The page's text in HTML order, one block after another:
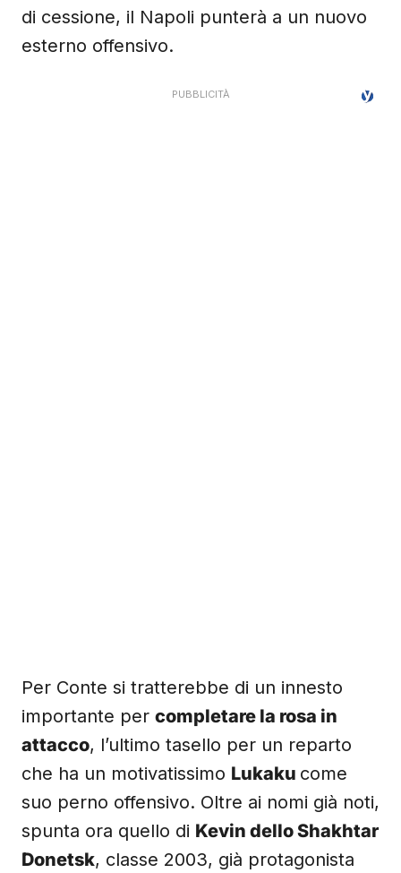
di cessione, il Napoli punterà a un nuovo
esterno offensivo.
Per Conte si tratterebbe di un innesto
importante per completare la rosa in
attacco, l’ultimo tasello per un reparto
che ha un motivatissimo Lukaku come
suo perno offensivo. Oltre ai nomi già noti,
spunta ora quello di Kevin dello Shakhtar
Donetsk, classe 2003, già protagonista